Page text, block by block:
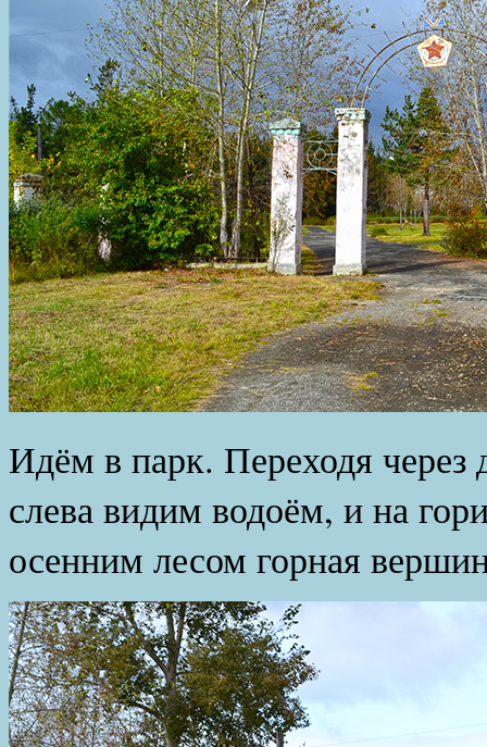
Идём в парк. Переходя через
слева видим водоём, и на
осенним лесом горная